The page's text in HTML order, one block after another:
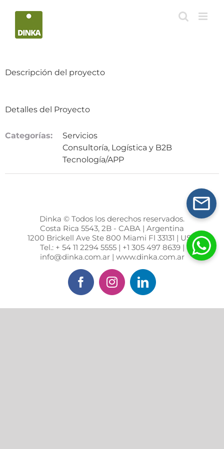
Descripción del proyecto
Detalles del Proyecto
Categorías:
Servicios
Consultoría, Logística y B2B
Tecnología/APP
Dinka © Todos los derechos reservados.
Costa Rica 5543, 2B - CABA | Argentina
1200 Brickell Ave Ste 800 Miami Fl 33131 | USA
Tel.: + 54 11 2294 5555 | +1 305 497 8639 |
info@dinka.com.ar | www.dinka.com.ar
FacebookInstagramLinkedIn